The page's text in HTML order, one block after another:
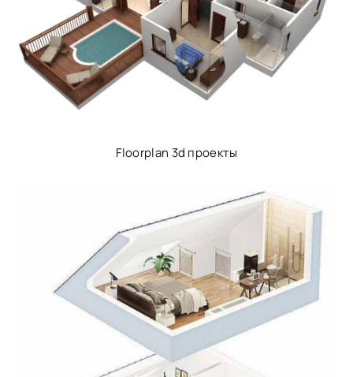
Floorplan 3d проекты